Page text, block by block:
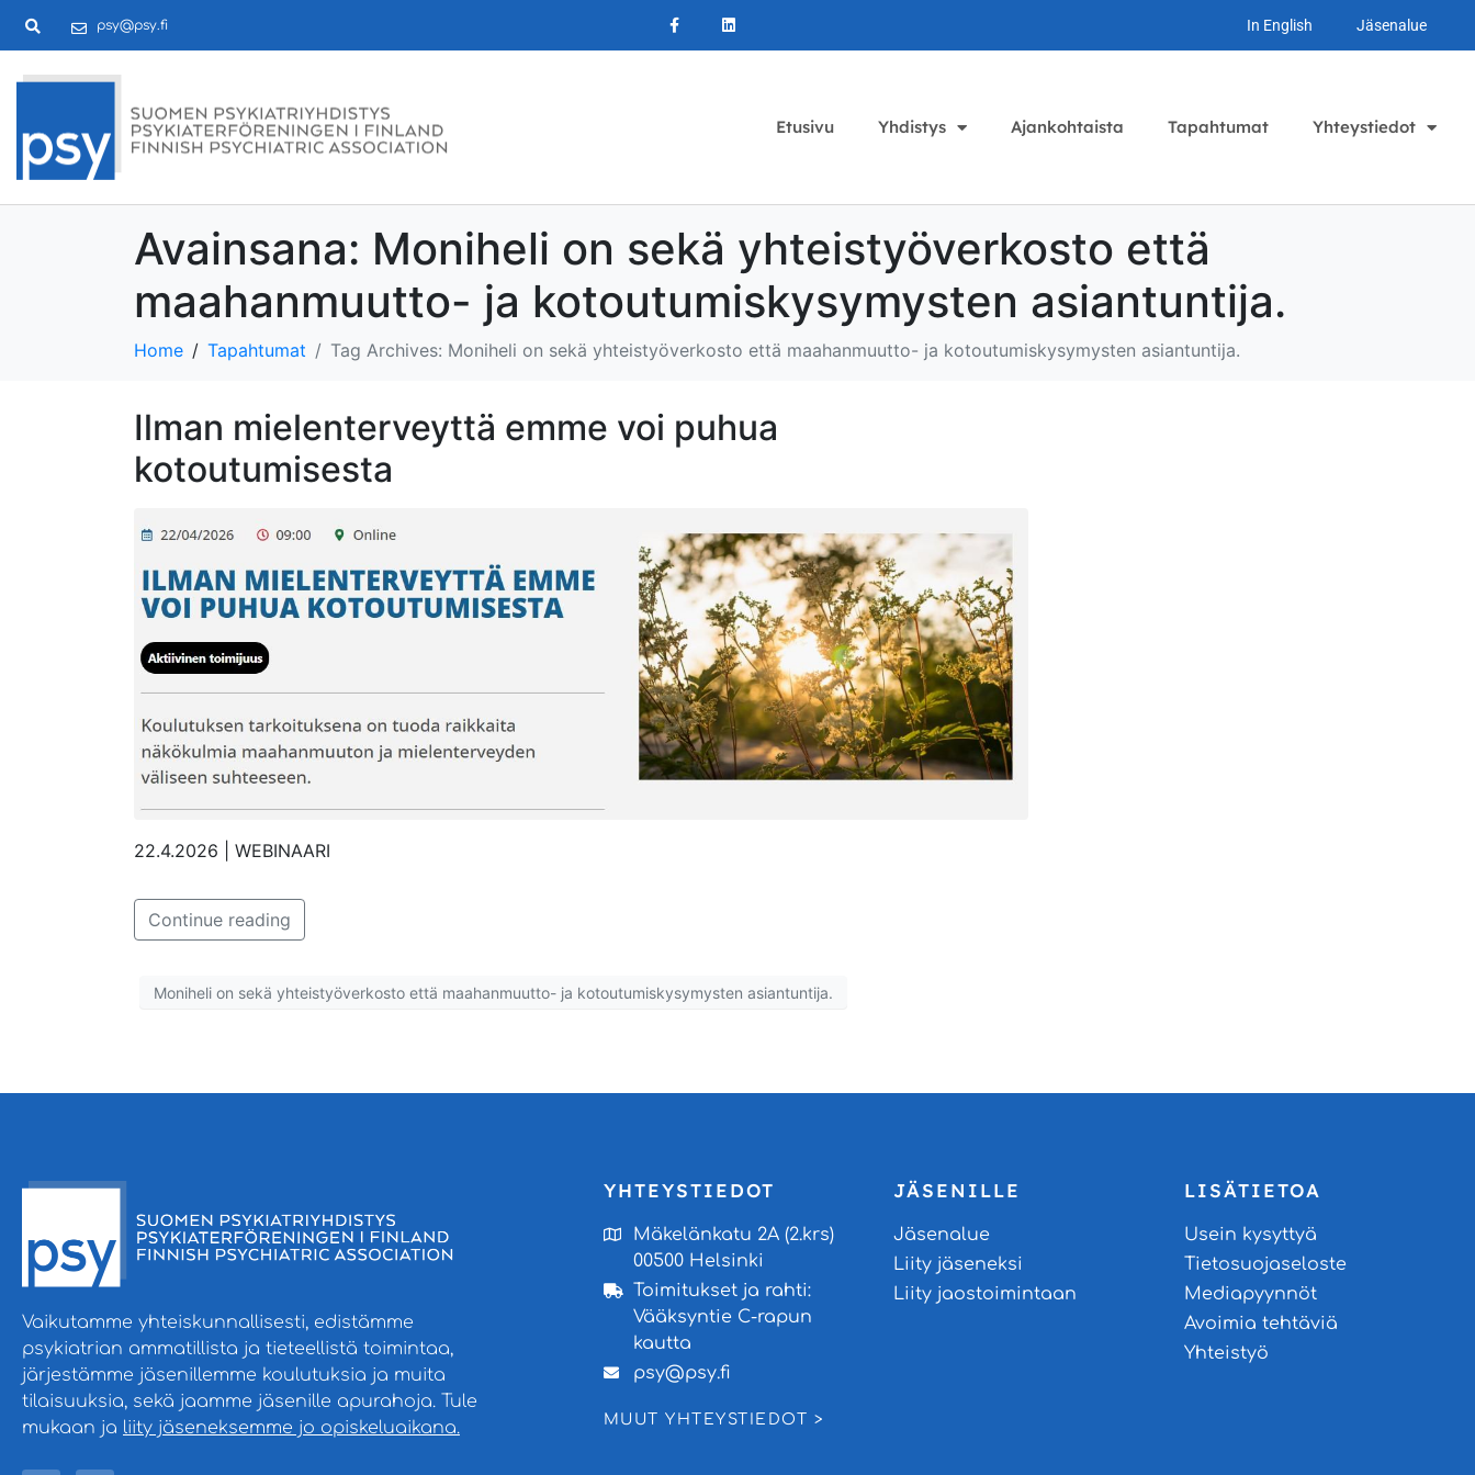
psy@psy.fi In English Jäsenalue
Etusivu Yhdistys Ajankohtaista Tapahtumat Yhteystiedot
Avainsana: Moniheli on sekä yhteistyöverkosto että
maahanmuutto- ja kotoutumiskysymysten asiantuntija.
Home Tapahtumat Tag Archives: Moniheli on sekä yhteistyöverkosto että maahanmuutto- ja kotoutumiskysymysten asiantuntija.
Ilman mielenterveyttä emme voi puhua
kotoutumisesta
22.4.2026 | WEBINAARI
Continue reading
Moniheli on sekä yhteistyöverkosto että maahanmuutto- ja kotoutumiskysymysten asiantuntija.
Vaikutamme yhteiskunnallisesti, edistämme
psykiatrian ammatillista ja tieteellistä toimintaa,
järjestämme jäsenillemme koulutuksia ja muita
tilaisuuksia, sekä jaamme jäsenille apurahoja. Tule
mukaan ja liity jäseneksemme jo opiskeluaikana.
YHTEYSTIEDOT
Mäkelänkatu 2A (2.krs)
00500 Helsinki
Toimitukset ja rahti:
Vääksyntie C-rapun
kautta
psy@psy.fi
MUUT YHTEYSTIEDOT >
JÄSENILLE
Jäsenalue
Liity jäseneksi
Liity jaostoimintaan
LISÄTIETOA
Usein kysyttyä
Tietosuojaseloste
Mediapyynnöt
Avoimia tehtäviä
Yhteistyö